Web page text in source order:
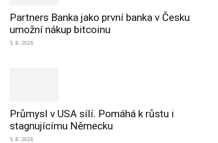
Partners Banka jako první banka v Česku
umožní nákup bitcoinu
5. 8. 2026
Průmysl v USA sílí. Pomáhá k růstu i
stagnujícímu Německu
5. 8. 2026